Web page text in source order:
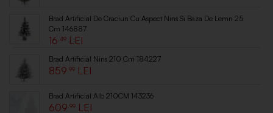
Brad Artificial De Craciun Cu Aspect Nins Si Baza De Lemn 25
Cm 146887
16 .49
Brad Artificial Nins 210 Cm 184227
859 .99
Brad Artificial Alb 210CM 143236
609 .99